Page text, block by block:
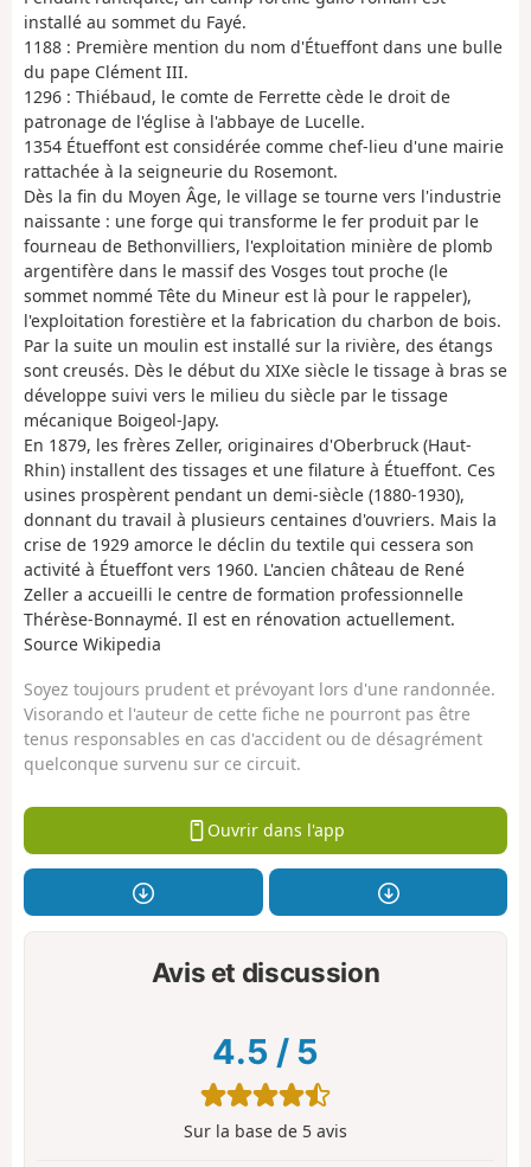
installé au sommet du Fayé.
1188 : Première mention du nom d'Étueffont dans une bulle
du pape Clément III.
1296 : Thiébaud, le comte de Ferrette cède le droit de
patronage de l'église à l'abbaye de Lucelle.
1354 Étueffont est considérée comme chef-lieu d'une mairie
rattachée à la seigneurie du Rosemont.
Dès la fin du Moyen Âge, le village se tourne vers l'industrie
naissante : une forge qui transforme le fer produit par le
fourneau de Bethonvilliers, l'exploitation minière de plomb
argentifère dans le massif des Vosges tout proche (le
sommet nommé Tête du Mineur est là pour le rappeler),
l'exploitation forestière et la fabrication du charbon de bois.
Par la suite un moulin est installé sur la rivière, des étangs
sont creusés. Dès le début du XIXe siècle le tissage à bras se
développe suivi vers le milieu du siècle par le tissage
mécanique Boigeol-Japy.
En 1879, les frères Zeller, originaires d'Oberbruck (Haut-
Rhin) installent des tissages et une filature à Étueffont. Ces
usines prospèrent pendant un demi-siècle (1880-1930),
donnant du travail à plusieurs centaines d'ouvriers. Mais la
crise de 1929 amorce le déclin du textile qui cessera son
activité à Étueffont vers 1960. L'ancien château de René
Zeller a accueilli le centre de formation professionnelle
Thérèse-Bonnaymé. Il est en rénovation actuellement.
Source Wikipedia
Soyez toujours prudent et prévoyant lors d'une randonnée.
Visorando et l'auteur de cette fiche ne pourront pas être
tenus responsables en cas d'accident ou de désagrément
quelconque survenu sur ce circuit.
Ouvrir dans l'app
Avis et discussion
4.5 / 5
Sur la base de 5 avis